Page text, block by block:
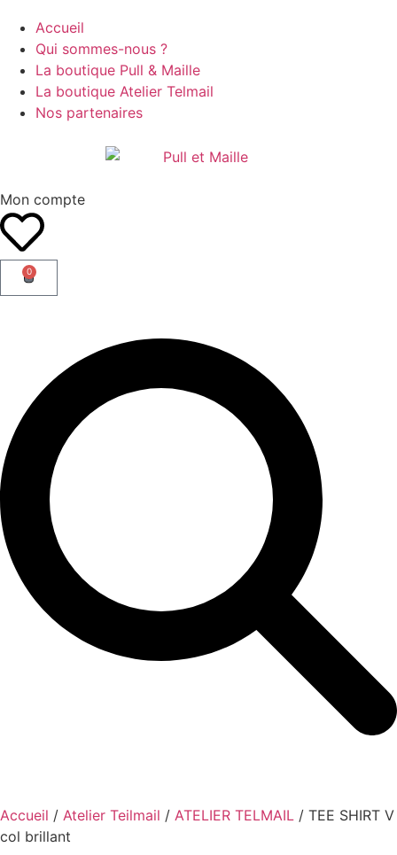
Accueil
Qui sommes-nous ?
La boutique Pull & Maille
La boutique Atelier Telmail
Nos partenaires
Mon compte
0
Accueil / Atelier Teilmail / ATELIER TELMAIL / TEE SHIRT V
col brillant